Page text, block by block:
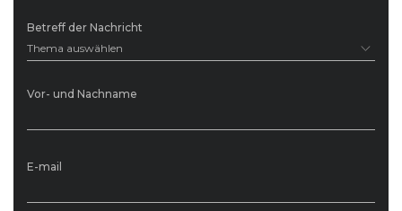
Betreff der Nachricht
Thema auswählen
Vor- und Nachname
E-mail